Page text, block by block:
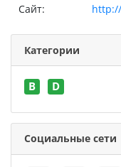
Сайт:
Категории
B D
Социальные сети